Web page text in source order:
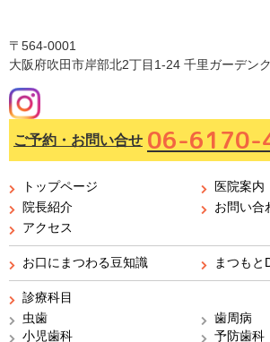
〒564-0001
大阪府吹田市岸部北2丁目1-24 千里ガーデン
ご予約・お問い合せ 06-6170-
トップページ
医院案内
院長紹介
お問い合
アクセス
お口にまつわる豆知識 まつもと
診療科目
虫歯
歯周病
小児歯科
予防歯科